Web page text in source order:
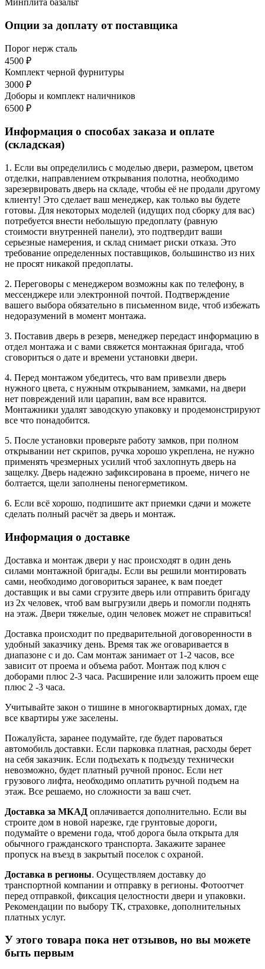
Минплита базальт
Опции за доплату от поставщика
Порог нерж сталь
4500 ₽
Комплект черной фурнитуры
3000 ₽
Доборы и комплект наличников
6500 ₽
Информация о способах заказа и оплате
(складская)
1. Если вы определились с моделью двери, размером, цветом
отделки, направлением открывания полотна, необходимо
зарезервировать дверь на складе, чтобы её не продали другому
клиенту! Это сделает ваш менеджер, как только вы будете
готовы. Для некоторых моделей (идущих под сборку для вас)
потребуется внести небольшую предоплату (равную
стоимости внутренней панели), это подтвердит ваши
серьезные намерения, и склад снимает риски отказа. Это
требование определенных поставщиков, большинство из них
не просят никакой предоплаты.
2. Переговоры с менеджером возможны как по телефону, в
мессенджере или электронной почтой. Подтверждение
вашего выбора обязательно в письменном виде, чтоб избежать
недоразумений в момент монтажа.
3. Поставив дверь в резерв, менеджер передаст информацию в
отдел монтажа и с вами свяжется монтажная бригада, чтоб
сговориться о дате и времени установки двери.
4. Перед монтажом убедитесь, что вам привезли дверь
нужного цвета, с нужным открыванием, замками, на двери
нет повреждений или царапин, вам все нравится.
Монтажники удалят заводскую упаковку и продемонстрируют
все что понадобится.
5. После установки проверьте работу замков, при полном
открывании нет скрипов, ручка хорошо укреплена, не нужно
применять чрезмерных усилий чтоб захлопнуть дверь на
защелку. Дверь надежно зафиксирована в проеме, ничего не
болтается, щели заполнены пеногерметиком.
6. Если всё хорошо, подпишите акт приемки сдачи и можете
сделать полный расчёт за дверь и монтаж.
Информация о доставке
Доставка и монтаж двери у нас происходят в один день
силами монтажной бригады. Если вы решили монтировать
сами, необходимо договориться заранее, к вам поедет
доставщик и вы сами сгрузите дверь или отправить бригаду
из 2х человек, чтоб вам выгрузили дверь и помогли поднять
на этаж. Двери тяжелые, один человек может не справиться!
Доставка происходит по предварительной договоренности в
удобный заказчику день. Время так же оговаривается в
диапазоне с и до. Сам монтаж занимает от 1-2 часов, все
зависит от проема и объема работ. Монтаж под ключ с
доборами плюс 2-3 часа. Расширение или заложить проем еще
плюс 2 -3 часа.
Учитывайте закон о тишине в многоквартирных домах, где
все квартиры уже заселены.
Пожалуйста, заранее подумайте, где будет пароваться
автомобиль доставки. Если парковка платная, расходы берет
на себя заказчик. Если подъехать к подъезду технически
невозможно, будет платный ручной пронос. Если нет
грузового лифта, необходимо оплатить ручной подъем на
этаж. Все решаемо, но сложности за ваш счет.
Доставка за МКАД оплачивается дополнительно. Если вы
строите дом в новой нарезке, где грунтовые дороги,
подумайте о времени года, чтоб дорога была открыта для
обычного гражданского транспорта. Закажите заранее
пропуск на въезд в закрытый поселок с охраной.
Доставка в регионы. Осуществляем доставку до
транспортной компании и отправку в регионы. Фотоотчет
перед отправкой, фиксация целостности двери и упаковки.
Рекомендации по выбору ТК, страховке, дополнительных
платных услуг.
У этого товара пока нет отзывов, но вы можете
быть первым